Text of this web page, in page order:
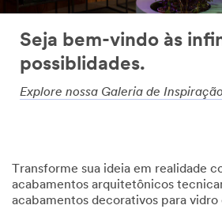
Seja bem-vindo às
possiblidades.
Explore nossa Galeria de Inspiração
Transforme sua ideia em realidade
acabamentos arquitetônicos
acabamentos decorativos para